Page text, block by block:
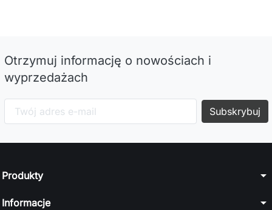
Otrzymuj informację o nowościach i
wyprzedażach
Produkty arrow_drop_down
Informacje arrow_drop_down